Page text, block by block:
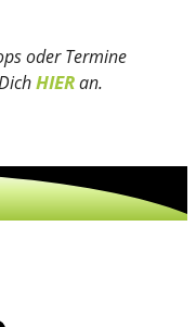
oder Termine
HIERan.